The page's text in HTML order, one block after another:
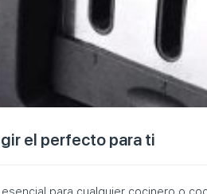
el perfecto para ti
para cualquier cocinero o